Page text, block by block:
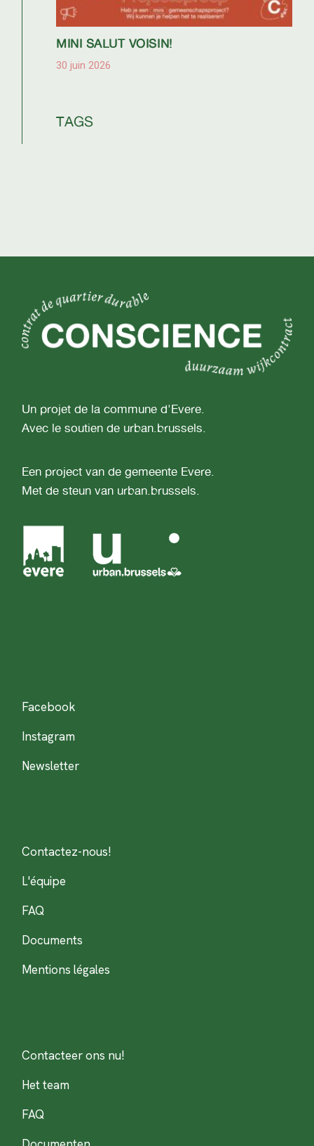
MINI SALUT VOISIN!
30 juin 2026
TAGS
Un projet de la commune d'Evere.
Avec le soutien de urban.brussels.
Een project van de gemeente Evere.
Met de steun van urban.brussels.
Facebook
Instagram
Newsletter
Contactez-nous!
L'équipe
FAQ
Documents
Mentions légales
Contacteer ons nu!
Het team
FAQ